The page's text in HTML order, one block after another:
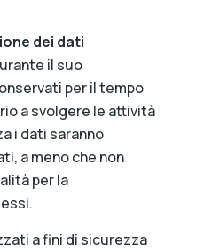
dei dati
il suo
per il tempo
a svolgere le attività
i dati saranno
a meno che non
per la
a fini di sicurezza